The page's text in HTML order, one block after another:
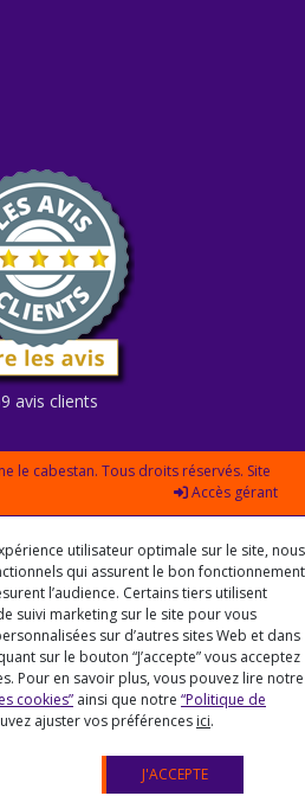
avis clients
le cabestan. Tous droits réservés. Site
Accès gérant
utilisateur optimale sur le site, nous
qui assurent le bon fonctionnement
l’audience. Certains tiers utilisent
suivi marketing sur le site pour vous
sur d’autres sites Web et dans
sur le bouton “J’accepte” vous acceptez
Pour en savoir plus, vous pouvez lire notre
cookies” ainsi que notre “Politique de
ajuster vos préférences ici.
J'ACCEPTE